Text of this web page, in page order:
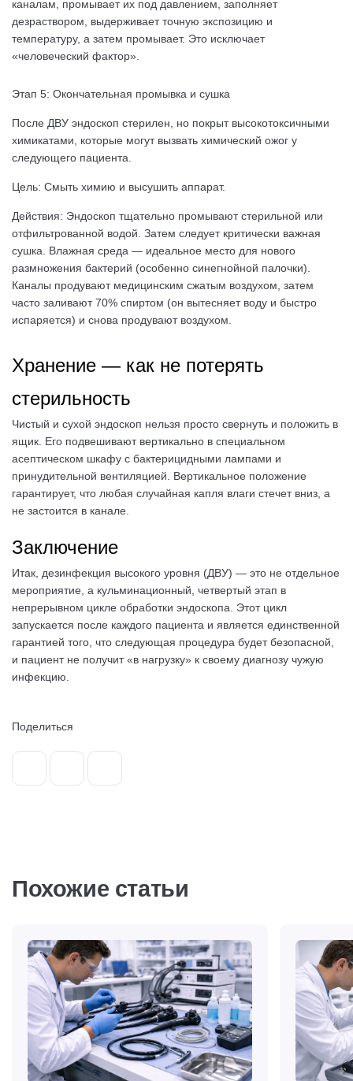
каналам, промывает их под давлением, заполняет
дезраствором, выдерживает точную экспозицию и
температуру, а затем промывает. Это исключает
«человеческий фактор».
Этап 5: Окончательная промывка и сушка
После ДВУ эндоскоп стерилен, но покрыт высокотоксичными
химикатами, которые могут вызвать химический ожог у
следующего пациента.
Цель: Смыть химию и высушить аппарат.
Действия: Эндоскоп тщательно промывают стерильной или
отфильтрованной водой. Затем следует критически важная
сушка. Влажная среда — идеальное место для нового
размножения бактерий (особенно синегнойной палочки).
Каналы продувают медицинским сжатым воздухом, затем
часто заливают 70% спиртом (он вытесняет воду и быстро
испаряется) и снова продувают воздухом.
Хранение — как не потерять
стерильность
Чистый и сухой эндоскоп нельзя просто свернуть и положить в
ящик. Его подвешивают вертикально в специальном
асептическом шкафу с бактерицидными лампами и
принудительной вентиляцией. Вертикальное положение
гарантирует, что любая случайная капля влаги стечет вниз, а
не застоится в канале.
Заключение
Итак, дезинфекция высокого уровня (ДВУ) — это не отдельное
мероприятие, а кульминационный, четвертый этап в
непрерывном цикле обработки эндоскопа. Этот цикл
запускается после каждого пациента и является единственной
гарантией того, что следующая процедура будет безопасной,
и пациент не получит «в нагрузку» к своему диагнозу чужую
инфекцию.
Поделиться
Похожие статьи